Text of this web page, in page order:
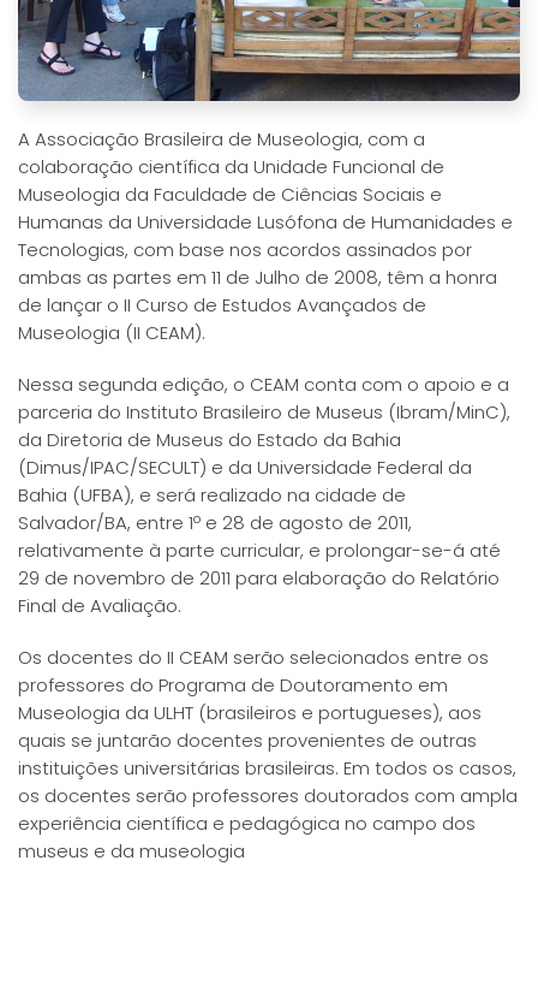
A Associação Brasileira de Museologia, com a
colaboração científica da Unidade Funcional de
Museologia da Faculdade de Ciências Sociais e
Humanas da Universidade Lusófona de Humanidades e
Tecnologias, com base nos acordos assinados por
ambas as partes em 11 de Julho de 2008, têm a honra
de lançar o II Curso de Estudos Avançados de
Museologia (II CEAM).
Nessa segunda edição, o CEAM conta com o apoio e a
parceria do Instituto Brasileiro de Museus (Ibram/MinC),
da Diretoria de Museus do Estado da Bahia
(Dimus/IPAC/SECULT) e da Universidade Federal da
Bahia (UFBA), e será realizado na cidade de
Salvador/BA, entre 1º e 28 de agosto de 2011,
relativamente à parte curricular, e prolongar-se-á até
29 de novembro de 2011 para elaboração do Relatório
Final de Avaliação.
Os docentes do II CEAM serão selecionados entre os
professores do Programa de Doutoramento em
Museologia da ULHT (brasileiros e portugueses), aos
quais se juntarão docentes provenientes de outras
instituições universitárias brasileiras. Em todos os casos,
os docentes serão professores doutorados com ampla
experiência científica e pedagógica no campo dos
museus e da museologia